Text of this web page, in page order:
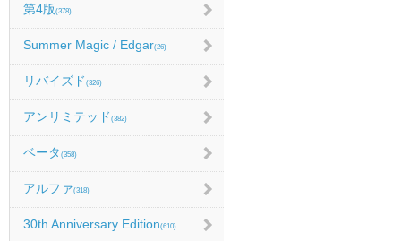
第4版(378)
Summer Magic / Edgar(26)
リバイズド (326)
アンリミテッド (382)
ベータ (358)
アルファ(318)
30th Anniversary Edition(610)